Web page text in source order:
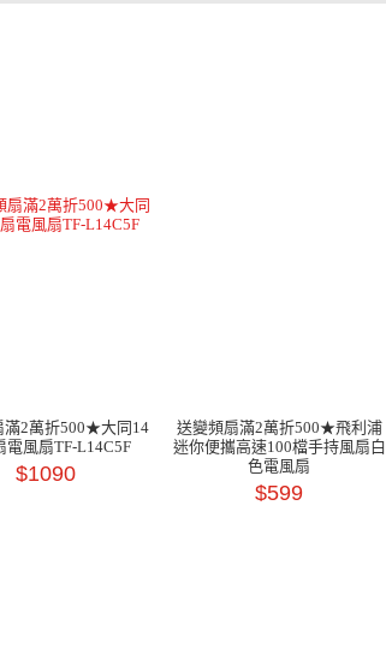
滿2萬折500★大同14
電風扇TF-L14C5F
$1090
送變頻扇滿2萬折500★飛利浦
迷你便攜高速100檔手持風扇白
色電風扇
$599